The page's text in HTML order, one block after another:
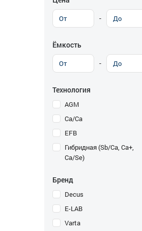
-
Ёмкость
-
Технология
AGM
Ca/Ca
EFB
Гибридная (Sb/Ca, Ca+,
Ca/Se)
Бренд
Decus
E-LAB
Varta